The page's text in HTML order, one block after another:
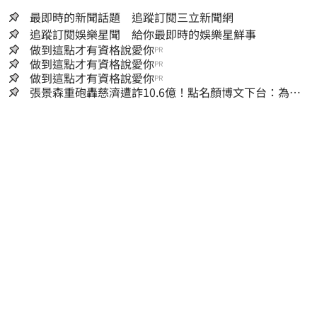
最即時的新聞話題 追蹤訂閱三立新聞網
追蹤訂閱娛樂星聞 給你最即時的娛樂星鮮事
做到這點才有資格說愛你PR
做到這點才有資格說愛你PR
做到這點才有資格說愛你PR
張景森重砲轟慈濟遭詐10.6億！點名顏博文下台：為什